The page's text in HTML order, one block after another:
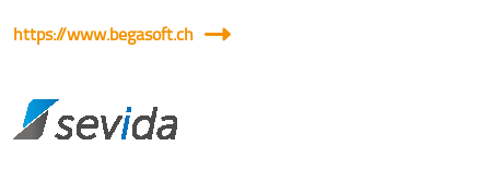
https://www.begasoft.ch